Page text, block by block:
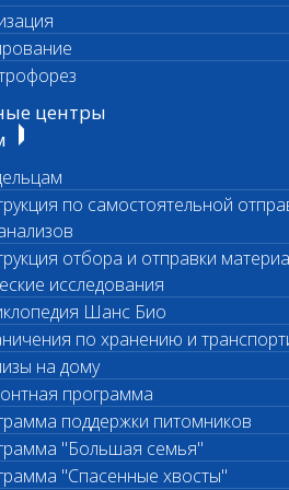
центры
по самостоятельной
отбора и отправки
исследования
Шанс Био
по хранению и
на дому
программа
поддержки питомников
"Большая семья"
"Спасенные хвосты"
законом. Товарный знак
БИО"
а также использование материалов,
возможно только с
палаты
данных и конфиденциальности
соглашение
поддержка